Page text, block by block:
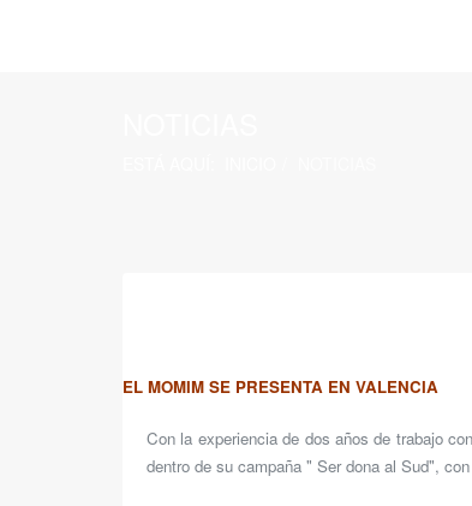
EL MOMIM SE PRESENTA EN VALENCIA
Con la experiencia de dos años de trabajo
dentro de su campaña " Ser dona al Sud",